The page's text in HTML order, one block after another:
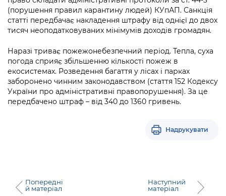
(порушення правил карантину людей) КУпАП. Санкція
статті передбачає накладення штрафу від однієї до двох
тисяч неоподатковуваних мінімумів доходів громадян.
Наразі триває пожежонебезпечний період. Тепла, суха
погода сприяє збільшенню кількості пожеж в
екосистемах. Розведення багаття у лісах і парках
заборонено чинним законодавством (стаття 152 Кодексу
України про адміністративні правопорушення). За це
передбачено штраф – від 340 до 1360 гривень.
Надрукувати
Попередні
й матеріал
Наступний
матеріал